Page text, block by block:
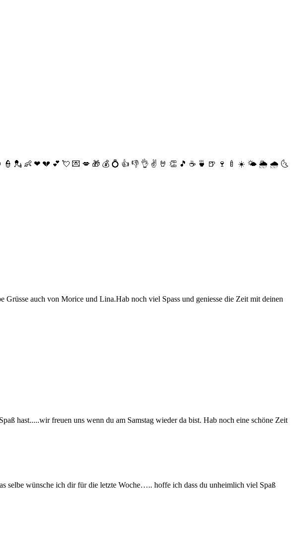
👮 💂 👶 ❤ 💔 💕 💘 💌 💋 🎁 💰 💍 👍 👎 👌 ✌️ 🤘 👏 🎵 ☕️ 🍵 🍺 🍷 🍼 ☀️ 🌤 🌦 🌧 🌜
auch von Morice und Lina.Hab noch viel Spass und geniesse die Zeit mit deinen
hast.....wir freuen uns wenn du am Samstag wieder da bist. Hab noch eine schöne Zeit
selbe wünsche ich dir für die letzte Woche….. hoffe ich dass du unheimlich viel Spaß